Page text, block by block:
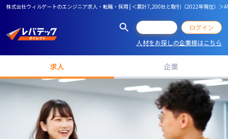
株式会社ウィルゲートのエンジニア求人・転職・採用 | ＜累計7,200社と取引（2022年現在）
ログイン
人材をお探しの企業様はこちら
求人 企業